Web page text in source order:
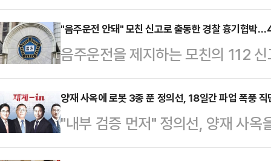
홀'에 앞서 현대차그룹 양재사옥에
갈등과 관련한 대응 방향을 묻는 질
회사가 발전할 수 있고 주주들도 중
러 가지를 고려해서 판…
파업에 대해 "국가 기간 산업을 멈
다.양향자 후보는 16일 선거사무소
대한민국 생존의 문제"라며 이같이
유재산이 아니다. 1980년대 황무
든 신화이자 한국 경제를 지탱하는
업에 세금 감면과 전력 및 용수 우
그 때문"이라고 말…
"음주운전 안돼" 모친 신고로 출동한 경찰 흉기협박
음주운전을 제지하는 모친의 112
40대가 실형을 선고받았다.16일
범 부장판사는 특수공무집행방해
개월을 선고했다고 이날 밝혔다.A
창구 한 주거지에서 출동한 경찰관
양재 사옥에 로봇 3종 푼 정의선, 18일간 파업 폭풍
"내부 검증 먼저" 정의선, 양재 사
회장이 지난 14일 새단장을 마친